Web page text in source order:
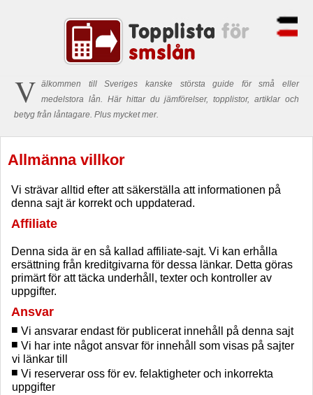
V älkommen till Sveriges kanske största guide för små eller
medelstora lån. Här hittar du jämförelser, topplistor, artiklar och
betyg från låntagare. Plus mycket mer.
Allmänna villkor
Vi strävar alltid efter att säkerställa att informationen på
denna sajt är korrekt och uppdaterad.
Affiliate
Denna sida är en så kallad affiliate-sajt. Vi kan erhålla
ersättning från kreditgivarna för dessa länkar. Detta göras
primärt för att täcka underhåll, texter och kontroller av
uppgifter.
Ansvar
Vi ansvarar endast för publicerat innehåll på denna sajt
Vi har inte något ansvar för innehåll som visas på sajter
vi länkar till
Vi reserverar oss för ev. felaktigheter och inkorrekta
uppgifter